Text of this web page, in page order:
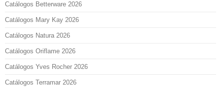
Catálogos Betterware 2026
Catálogos Mary Kay 2026
Catálogos Natura 2026
Catálogos Oriflame 2026
Catálogos Yves Rocher 2026
Catálogos Terramar 2026